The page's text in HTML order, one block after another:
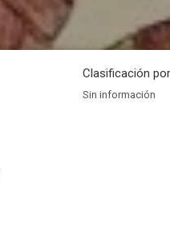
Clasificación
Sin información